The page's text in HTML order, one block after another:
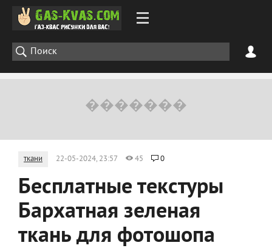
ткани 22-05-2024, 23:57 45 0
Бесплатные текстуры
Бархатная зеленая
ткань для фотошопа